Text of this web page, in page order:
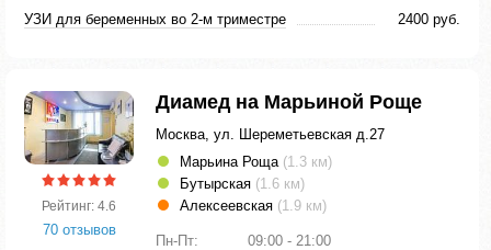
УЗИ для беременных во 2-м триместре 2400 руб.
Рейтинг: 4.6
70 отзывов
Диамед на Марьиной Роще
Москва, ул. Шереметьевская д.27
Марьина Роща (1.3 км)
Бутырская (1.6 км)
Алексеевская (1.9 км)
Пн-Пт:
09:00 - 21:00